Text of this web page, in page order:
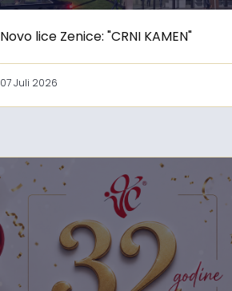
Novo lice Zenice: "CRNI KAMEN"
07 Juli 2026